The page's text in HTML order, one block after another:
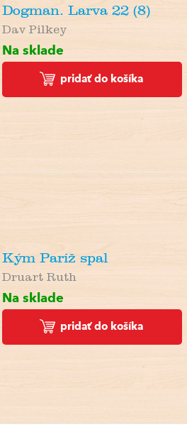
Dogman. Larva 22 (8)
Dav Pilkey
Na sklade
pridať do košíka
Kým Paríž spal
Druart Ruth
Na sklade
pridať do košíka